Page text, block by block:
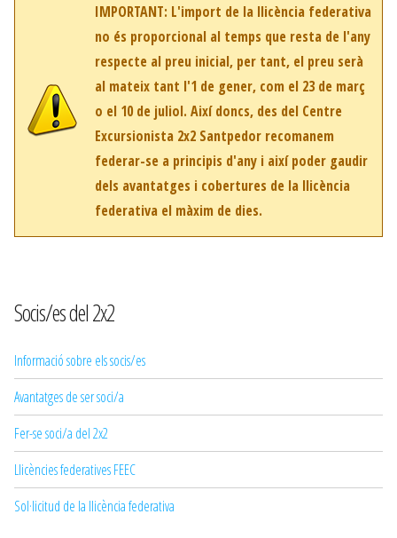
IMPORTANT: L'import de la llicència federativa
no és proporcional al temps que resta de l'any
respecte al preu inicial, per tant, el preu serà
al mateix tant l'1 de gener, com el 23 de març
o el 10 de juliol. Així doncs, des del Centre
Excursionista 2x2 Santpedor recomanem
federar-se a principis d'any i així poder gaudir
dels avantatges i cobertures de la llicència
federativa el màxim de dies.
Socis/es del 2x2
Informació sobre els socis/es
Avantatges de ser soci/a
Fer-se soci/a del 2x2
Llicències federatives FEEC
Sol·licitud de la llicència federativa